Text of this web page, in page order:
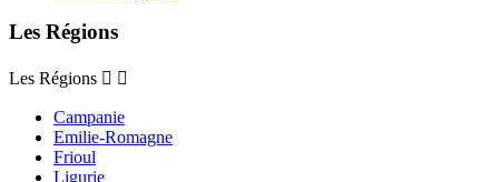
Les Régions
Les Régions  
Campanie
Emilie-Romagne
Frioul
Ligurie